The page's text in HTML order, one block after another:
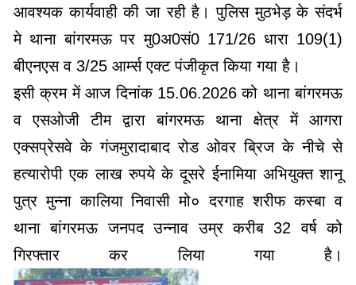
आवश्यक कार्यवाही की जा रही है। पुलिस मुठभेड़ के संदर्भ
मे थाना बांगरमऊ पर मु0अ0सं0 171/26 धारा 109(1)
बीएनएस व 3/25 आर्म्स एक्ट पंजीकृत किया गया है।
इसी क्रम में आज दिनांक 15.06.2026 को थाना बांगरमऊ
व एसओजी टीम द्वारा बांगरमऊ थाना क्षेत्र में आगरा
एक्सप्रेसवे के गंजमुरादाबाद रोड ओवर ब्रिज के नीचे से
हत्यारोपी एक लाख रुपये के दूसरे ईनामिया अभियुक्त शानू
पुत्र मुन्ना कालिया निवासी मो० दरगाह शरीफ कस्बा व
थाना बांगरमऊ जनपद उन्नाव उम्र करीब 32 वर्ष को
गिरफ्तार कर लिया गया है।